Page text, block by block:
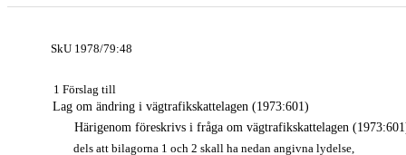
SkU 1978/79:48
1 Förslag till
Lag om ändring i vägtrafikskattelagen (1973:601)
Härigenom föreskrivs i fråga om vägtrafikskattelagen
dels att bilagorna 1 och 2 skall ha nedan angivna lydelse,